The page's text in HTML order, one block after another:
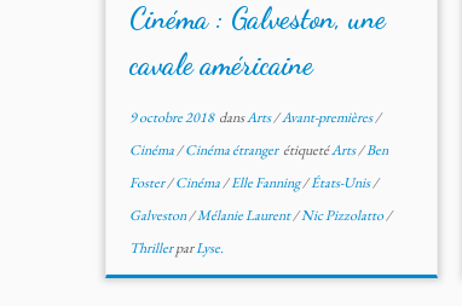
Cinéma : Galveston, une
cavale américaine
9 octobre 2018dansArts/Avant-premières/
Cinéma/Cinéma étranger étiquetéArts/Ben
Foster/Cinéma/Elle Fanning/États-Unis/
Galveston/Mélanie Laurent/Nic Pizzolatto/
ThrillerparLyse.